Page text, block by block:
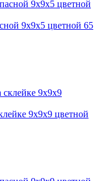
9х9х5 цветной 65
9х9х9 цветной